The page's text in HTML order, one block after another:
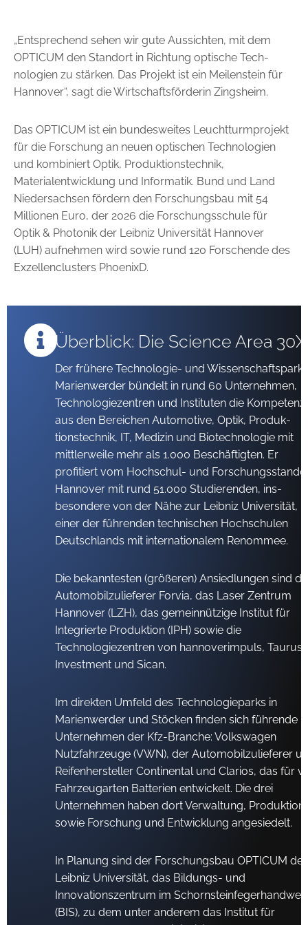
„Entsprechend sehen wir gute Aussichten, mit dem
OPTICUM den Standort in Richtung optische Tech­
nologien zu stärken. Das Projekt ist ein Meilenstein für
Hannover“, sagt die Wirtschaftsförderin Zingsheim.
Das OPTICUM ist ein bundesweites Leuchtturmprojekt
für die Forschung an neuen optischen Technologien
und kombiniert Optik, Produktionstechnik,
Materialentwicklung und Informatik. Bund und Land
Niedersachsen fördern den Forschungsbau mit 54
Millionen Euro, der 2026 die Forschungsschule für
Optik & Photonik der Leibniz Universität Hannover
(LUH) aufnehmen wird sowie rund 120 Forschende des
Exzellenclusters PhoenixD.
Überblick: Die Science Area 30X
Der frühere Technologie- und Wissenschaftspark
Marienwerder bündelt in rund 60 Unternehmen,
Technologiezentren und Instituten die
aus den Bereichen Automotive, Optik, Produk­
tionstechnik, IT, Medizin und Biotechnologie mit
mittlerweile mehr als 1.000 Beschäftigten. Er
profitiert vom Hochschul- und
Hannover mit rund 51.000 Studierenden, ins­
besondere von der Nähe zur Leibniz Universität,
einer der führenden technischen Hochschulen
Deutschlands mit internationalem Renommee.
Die bekanntesten (größeren) Ansiedlungen sind
Automobilzu­lieferer Forvia, das Laser Zentrum
Hannover (LZH), das gemein­nützige Institut für
Integrierte Produktion (IPH) sowie die
Technologiezentren von hannoverimpuls, Taurus
Investment und Sican.
Im direkten Umfeld des Technologieparks in
Marienwerder und Stöcken finden sich führende
Unternehmen der Kfz-Branche: Volkswagen
Nutzfahrzeuge (VWN), der Automobilzulieferer
Reifenhersteller Continental und Clarios, das für
Fahrzeugarten Batterien entwickelt. Die drei
Unternehmen haben dort Verwaltung, Produktion
sowie Forschung und Entwicklung angesiedelt.
In Planung sind der Forschungsbau OPTICUM der
Leibniz Uni­versität, das Bildungs- und
Innovationszentrum im
(BIS), zu dem unter anderem das Institut für